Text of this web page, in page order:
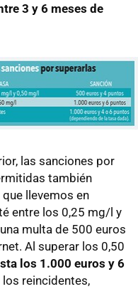
3 y 6 meses de
las sanciones por
también
llevemos en
entre los 0,25 mg/l y
multa de 500 euros
Al superar los 0,50
los 1.000 euros y 6
los reincidentes,